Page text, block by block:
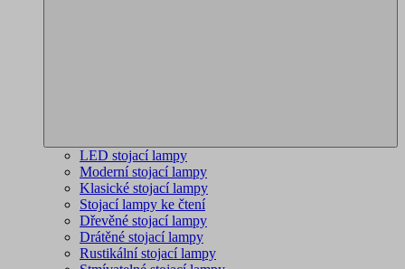
LED stojací lampy
Moderní stojací lampy
Klasické stojací lampy
Stojací lampy ke čtení
Dřevěné stojací lampy
Drátěné stojací lampy
Rustikální stojací lampy